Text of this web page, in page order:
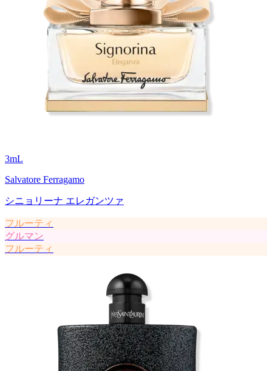
3mL
Salvatore Ferragamo
シニョリーナ エレガンツァ
フルーティ
グルマン
フルーティ